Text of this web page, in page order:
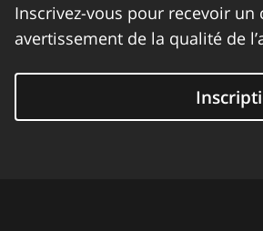
Inscrivez-vous pour recevoir un
avertissement de la qualité de